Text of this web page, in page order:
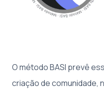
O método BASI prevê
criação de comunidade,